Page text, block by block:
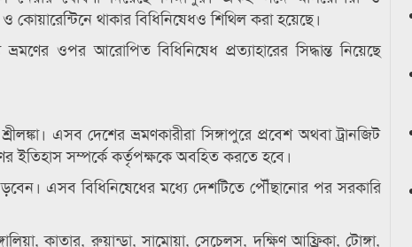
থাকার বিধিনিষেধও শিথিল করা হয়েছে।
ওপর আরোপিত বিধিনিষেধ প্রত্যাহারের সিদ্ধান্ত নিয়েছে
এসব দেশের ভ্রমণকারীরা সিঙ্গাপুরে প্রবেশ অথবা ট্রানজিট
ইতিহাস সম্পর্কে কর্তৃপক্ষকে অবহিত করতে হবে।
পড়বেন। এসব বিধিনিষেধের মধ্যে দেশটিতে পৌঁছানোর পর সরকারি
কাতার, রুয়ান্ডা, সামোয়া, সেচেলস, দক্ষিণ আফ্রিকা, টোঙ্গা,